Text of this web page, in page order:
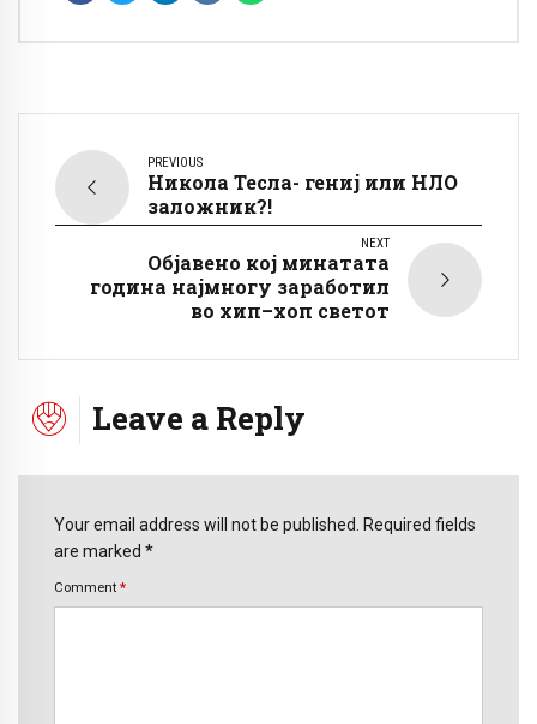
PREVIOUS
Никола Тесла- гениј или НЛО
заложник?!
NEXT
Објавено кој минатата
година најмногу заработил
во хип–хоп светот
Leave a Reply
Your email address will not be published. Required fields
are marked *
Comment *